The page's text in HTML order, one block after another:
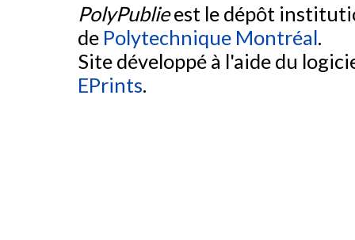
PolyPublieest le dépôt
de Polytechnique Montréal.
Site développé à l'aide du
EPrints.